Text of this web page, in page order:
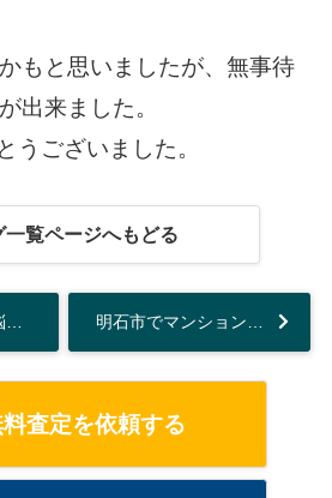
もと思いましたが、無事待
出来ました。
うございました。
一覧ページへもどる
査定を依頼する